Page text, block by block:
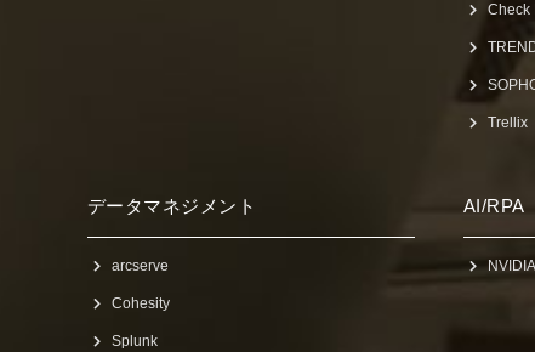
Check
Trellix
データマネジメント
arcserve
Cohesity
Splunk
AI/RPA